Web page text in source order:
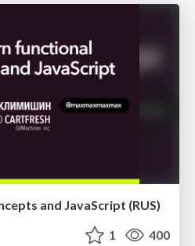
and JavaScript (RUS)
1 400